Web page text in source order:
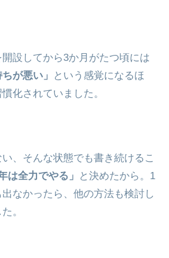
設してから3か月がたつ頃には
が悪い」
という感覚になるほ
化されていました。
、そんな状態でも書き続けるこ
は全力でやる」
と決めたから。1
なかったら、他の方法も検討し
。